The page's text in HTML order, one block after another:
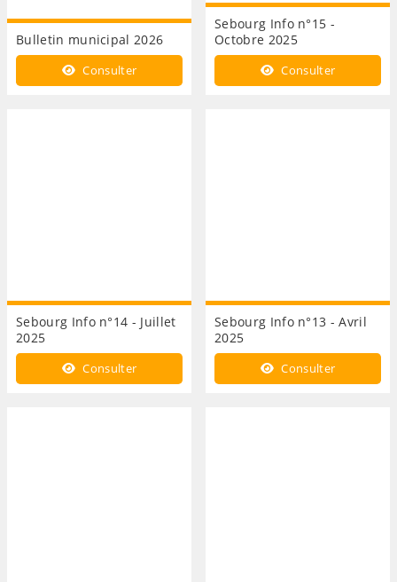
Bulletin municipal 2026
Consulter
Sebourg Info n°15 -
Octobre 2025
Consulter
Sebourg Info n°14 - Juillet
2025
Consulter
Sebourg Info n°13 - Avril
2025
Consulter